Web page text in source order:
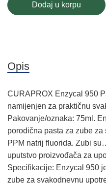
Dodaj u korpu
Opis
CURAPROX Enzycal 950
namijenjen za praktičnu
Pakovanje/oznaka: 75ml.
porodična pasta za zube
PPM natrij fluorida. Zubi
uputstvo proizvođača za
Specifikacije: Enzycal 950
zube za svakodnevnu